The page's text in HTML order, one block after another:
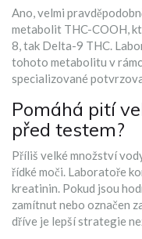
Ano, velmi
metabolit THC-COOH,
8, tak Delta-9 THC.
tohoto metabolitu v
specializované
Pomáhá pití
před testem?
Příliš velké množství
řídké moči. Laboratoře
kreatinin. Pokud jsou
zamítnut nebo označen
dříve je lepší strategie